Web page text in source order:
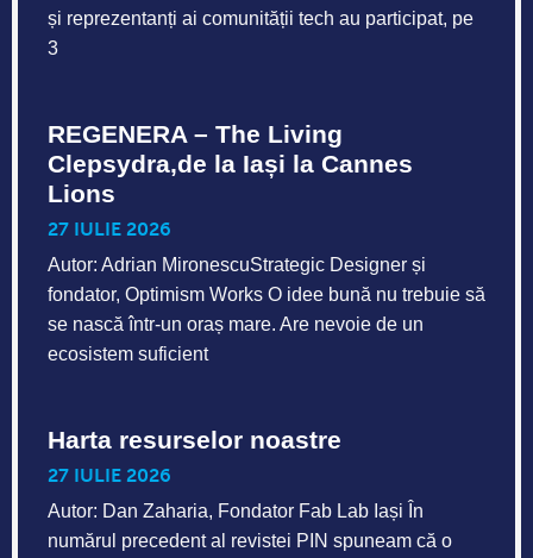
și reprezentanți ai comunității tech au participat, pe
3
REGENERA – The Living
Clepsydra,de la Iași la Cannes
Lions
27 IULIE 2026
Autor: Adrian MironescuStrategic Designer și
fondator, Optimism Works O idee bună nu trebuie să
se nască într-un oraș mare. Are nevoie de un
ecosistem suficient
Harta resurselor noastre
27 IULIE 2026
Autor: Dan Zaharia, Fondator Fab Lab Iași În
numărul precedent al revistei PIN spuneam că o